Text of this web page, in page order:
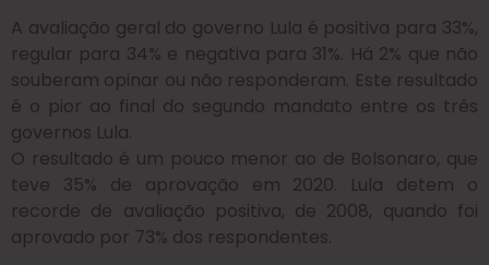
A avaliação geral do governo Lula é positiva para 33%,
regular para 34% e negativa para 31%. Há 2% que não
souberam opinar ou não responderam. Este resultado
é o pior ao final do segundo mandato entre os três
governos Lula.
O resultado é um pouco menor ao de Bolsonaro, que
teve 35% de aprovação em 2020. Lula detem o
recorde de avaliação positiva, de 2008, quando foi
aprovado por 73% dos respondentes.